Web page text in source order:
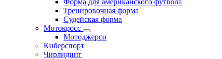
Форма для американского футбола
Тренировочная форма
Судейская форма
Мотокросс
Мотоджерси
Киберспорт
Чирлидинг